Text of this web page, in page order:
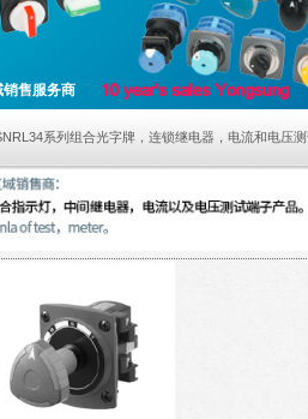
售服务商
系列组合光字牌，连锁继电器，电流和电压